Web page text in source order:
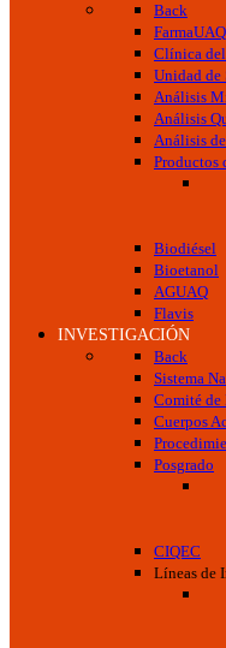
Back
FarmaUAQ
Clínica del
Unidad
Análisis
Análisis
Análisis
Productos
Biodiésel
Bioetanol
AGUAQ
Flavis
INVESTIGACIÓN
Back
Sistema
Comité
Cuerpos
Posgrado
CIQEC
Líneas de